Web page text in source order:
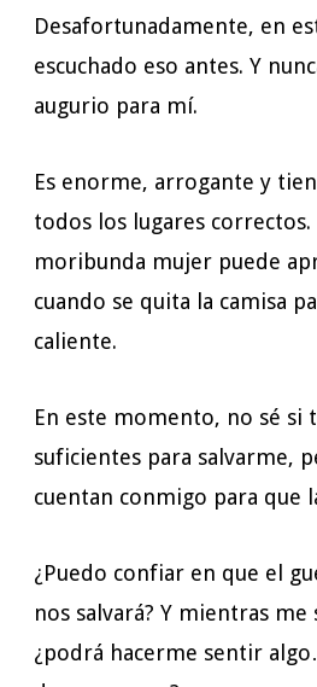
Desafortunadamente, en
escuchado eso antes. Y
augurio para mí.
Es enorme, arrogante y
todos los lugares correctos.
moribunda mujer puede
cuando se quita la camisa
caliente.
En este momento, no sé si
suficientes para salvarme,
cuentan conmigo para que
¿Puedo confiar en que el
nos salvará? Y mientras me
¿podrá hacerme sentir